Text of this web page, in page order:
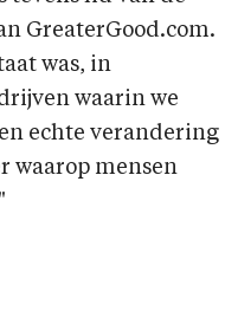
GreaterGood.com.
was, in
waarin we
echte verandering
waarop mensen